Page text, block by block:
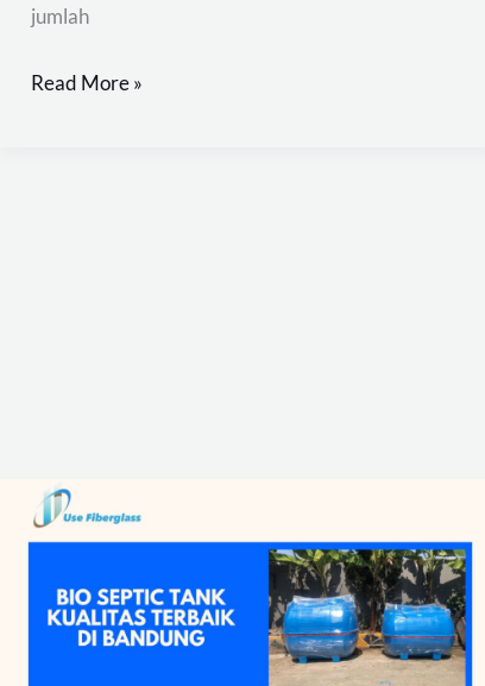
jumlah
Read More »
Bio
Septic
Kualitas
Terbaik